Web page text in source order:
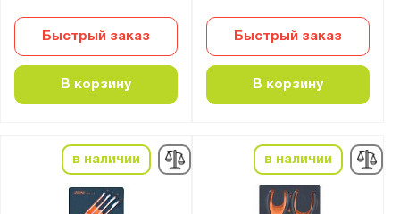
Быстрый заказ
В корзину
Быстрый заказ
В корзину
в наличии в наличии